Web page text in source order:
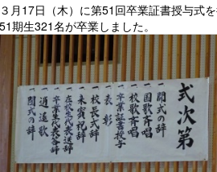
３月17日（木）に第51回卒業証書授与式を
51期生321名が卒業しました。